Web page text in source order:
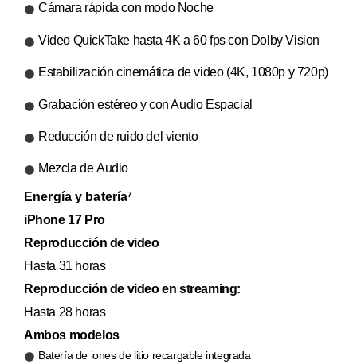
Cámara rápida con modo Noche
Video QuickTake hasta 4K a 60 fps con Dolby Vision
Estabilización cinemática de video (4K, 1080p y 720p)
Grabación estéreo y con Audio Espacial
Reducción de ruido del viento
Mezcla de Audio
Energía y batería7
iPhone 17 Pro
Reproducción de video
Hasta 31 horas
Reproducción de video en streaming:
Hasta 28 horas
Ambos modelos
Batería de iones de litio recargable integrada